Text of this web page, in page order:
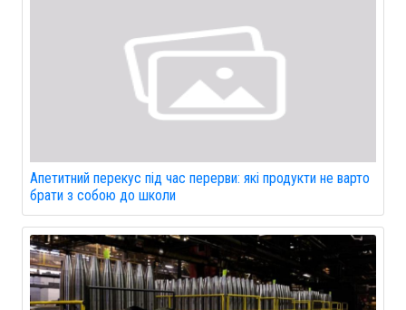
Апетитний перекус під час перерви: які продукти не варто
брати з собою до школи